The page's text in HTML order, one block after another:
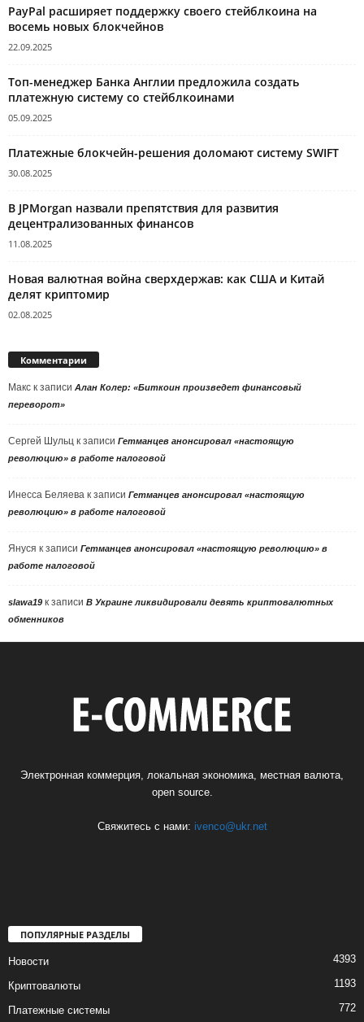
PayPal расширяет поддержку своего стейблкоина на
восемь новых блокчейнов
22.09.2025
Топ-менеджер Банка Англии предложила создать
платежную систему со стейблкоинами
05.09.2025
Платежные блокчейн-решения доломают систему SWIFT
30.08.2025
В JPMorgan назвали препятствия для развития
децентрализованных финансов
11.08.2025
Новая валютная война сверхдержав: как США и Китай
делят криптомир
02.08.2025
Комментарии
Макс к записи Алан Колер: «Биткоин произведет финансовый
переворот»
Сергей Шульц к записи Гетманцев анонсировал «настоящую
революцию» в работе налоговой
Инесса Беляева к записи Гетманцев анонсировал «настоящую
революцию» в работе налоговой
Януся к записи Гетманцев анонсировал «настоящую революцию» в
работе налоговой
slawa19 к записи В Украине ликвидировали девять криптовалютных
обменников
Электронная коммерция, локальная экономика, местная валюта,
open source.
Свяжитесь с нами: ivenco@ukr.net
ПОПУЛЯРНЫЕ РАЗДЕЛЫ
Новости 4393
Криптовалюты 1193
Платежные системы 772